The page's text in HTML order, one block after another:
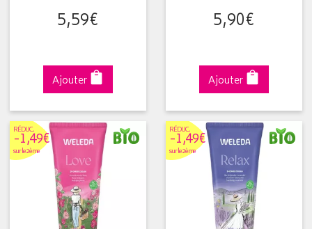
5,59€
Ajouter
5,90€
Ajouter
RÉDUC.
-1,49€
sur le 2ème
RÉDUC.
-1,49€
sur le 2ème